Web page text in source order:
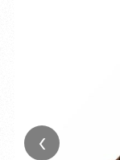
‹